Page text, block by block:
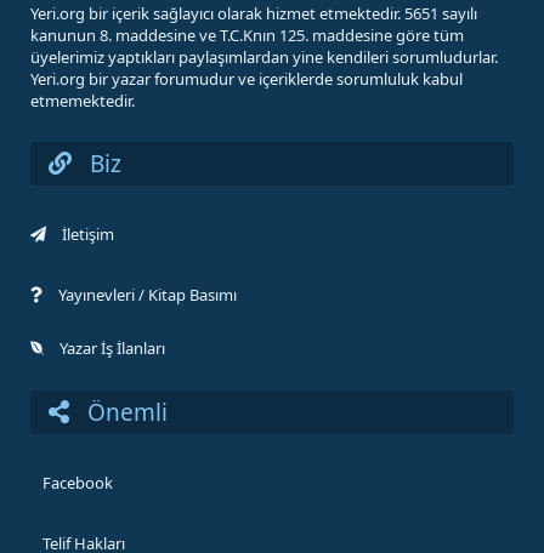
Yeri.org bir içerik sağlayıcı olarak hizmet etmektedir. 5651 sayılı
kanunun 8. maddesine ve T.C.Knın 125. maddesine göre tüm
üyelerimiz yaptıkları paylaşımlardan yine kendileri sorumludurlar.
Yeri.org bir yazar forumudur ve içeriklerde sorumluluk kabul
etmemektedir.
Biz
İletişim
Yayınevleri / Kitap Basımı
Yazar İş İlanları
Önemli
Facebook
Telif Hakları